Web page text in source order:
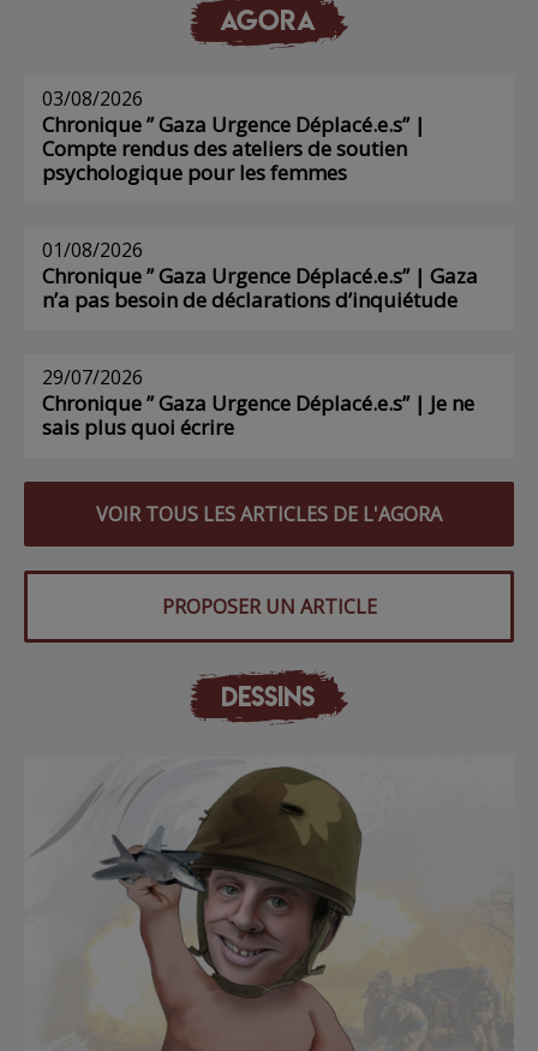
AGORA
03/08/2026
Chronique ” Gaza Urgence Déplacé.e.s” |
Compte rendus des ateliers de soutien
psychologique pour les femmes
01/08/2026
Chronique ” Gaza Urgence Déplacé.e.s” | Gaza
n’a pas besoin de déclarations d’inquiétude
29/07/2026
Chronique ” Gaza Urgence Déplacé.e.s” | Je ne
sais plus quoi écrire
VOIR TOUS LES ARTICLES DE L'AGORA
PROPOSER UN ARTICLE
DESSINS